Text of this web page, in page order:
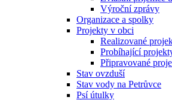
Výroční zprávy
Organizace a spolky
Projekty v obci
Realizované
Probíhající
Připravované
Stav ovzduší
Stav vody na Petrůvce
Psí útulky